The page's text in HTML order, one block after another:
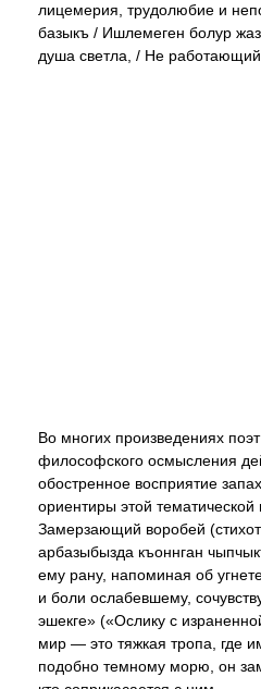
лицемерия, трудолюбие и
базыкъ / Ишлемеген болур
душа светла, / Не
Во многих произведениях
философского осмысления
обостренное восприятие
ориентиры этой тематической
Замерзающий воробей
арбазыбызда къоннган
ему рану, напоминая об
и боли ослабевшему,
эшекге» («Ослику с
мир — это тяжкая тропа, где
подобно темному морю, он